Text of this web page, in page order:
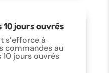
10 jours ouvrés
s’efforce à
commandes au
10 joursouvrés